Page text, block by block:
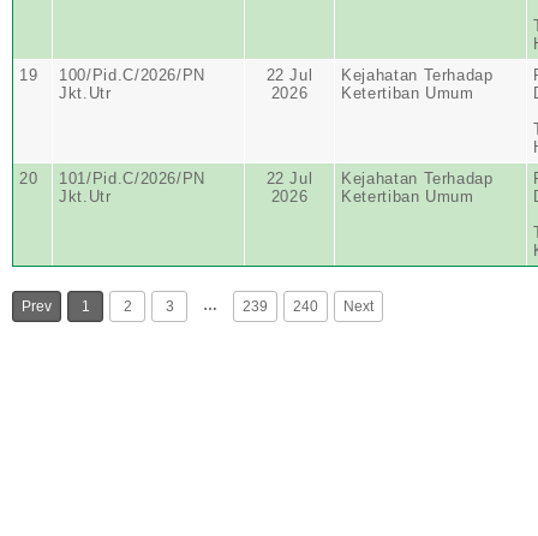
19
100/Pid.C/2026/PN
Jkt.Utr
22 Jul
2026
Kejahatan Terhadap
Ketertiban Umum
20
101/Pid.C/2026/PN
Jkt.Utr
22 Jul
2026
Kejahatan Terhadap
Ketertiban Umum
Prev 1 2 3 … 239 240 Next